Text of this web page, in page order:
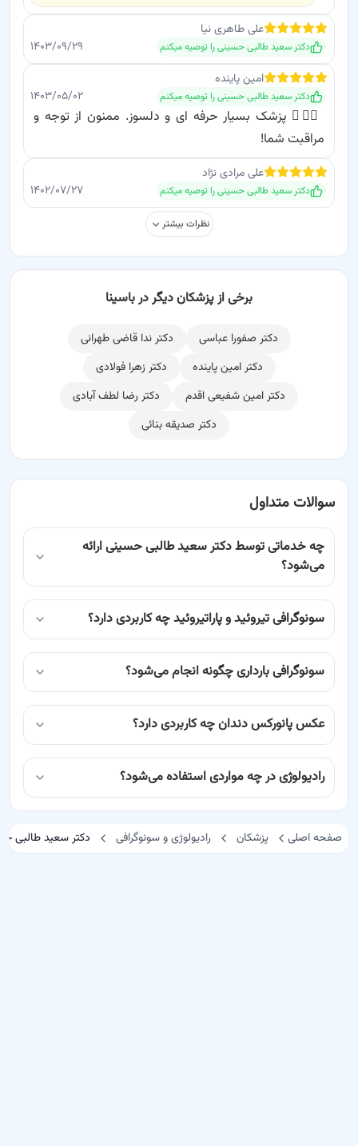
علیطاهری نیا
دکتر سعید طالبی حسینیرا توصیه میکنم
۱۴۰۳/۰۹/۲۹
امینپاینده
دکتر سعید طالبی حسینیرا توصیه میکنم ۱۴۰۳/۰۵/۰۲
👨‍⚕️✨ پزشک بسیار حرفه ای و دلسوز. ممنون از توجه و
مراقبت شما!
علیمرادی نژاد
دکتر سعید طالبی حسینیرا توصیه میکنم ۱۴۰۲/۰۷/۲۷
نظرات بیشتر
برخی از پزشکان دیگر در باسینا
دکتر صفورا عباسی
دکتر ندا قاضی طهرانی
دکتر امین پاینده
دکتر زهرا فولادی
دکتر امین شفیعی اقدم
دکتر رضا لطف آبادی
دکتر صدیقه بنائی
سوالات متداول
چه خدماتی توسط دکتر سعید طالبی حسینی ارائه
می‌شود؟
سونوگرافی تیروئید و پاراتیروئید چه کاربردی دارد؟
سونوگرافی بارداری چگونه انجام می‌شود؟
عکس پانورکس دندان چه کاربردی دارد؟
رادیولوژی در چه مواردی استفاده می‌شود؟
صفحه اصلی پزشکان رادیولوژی و سونوگرافی دکتر سعید طالبی